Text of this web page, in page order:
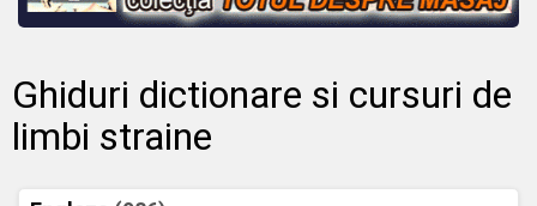
Ghiduri dictionare si cursuri de
limbi straine